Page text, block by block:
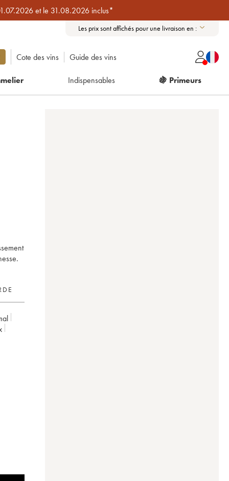
et le 31.08.2026 inclus*
Les prix sont affichés pour une livraison en :
Cote des vins Guide des vins
Indispensables 🍇 Primeurs